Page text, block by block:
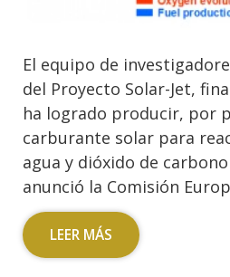
El equipo de
del Proyecto Solar-Jet,
ha logrado producir, por
carburante solar para
agua y dióxido de carbono
anunció la Comisión
LEER MÁS